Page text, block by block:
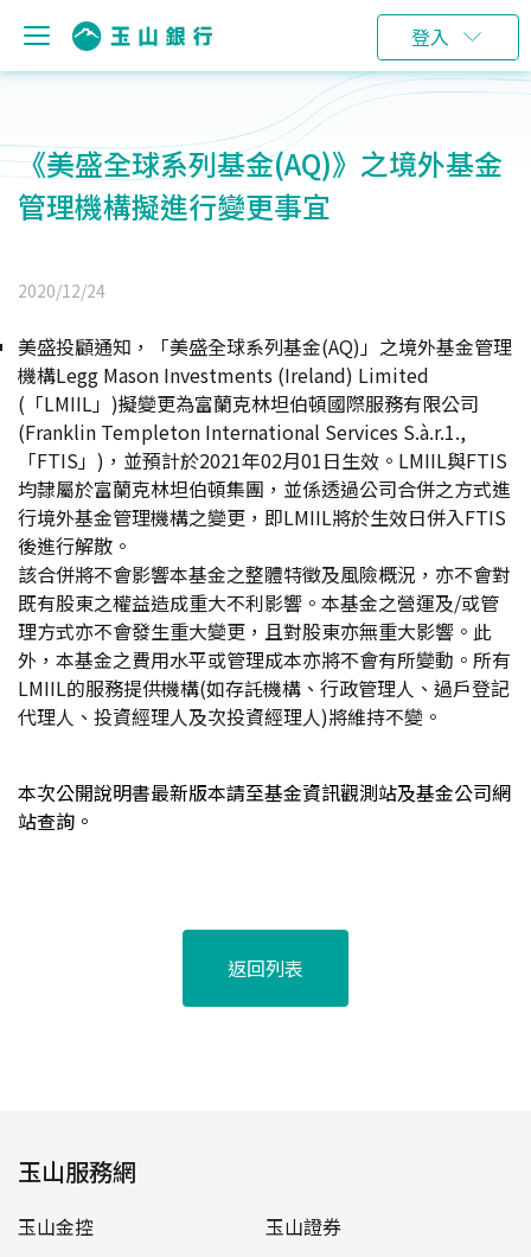
登入
《美盛全球系列基金(AQ)》之境外基金
管理機構擬進行變更事宜
2020/12/24
美盛投顧通知，「美盛全球系列基金(AQ)」之境外基金管理
機構Legg Mason Investments (Ireland) Limited
(「LMIIL」)擬變更為富蘭克林坦伯頓國際服務有限公司
(Franklin Templeton International Services S.à.r.1.,
「FTIS」)，並預計於2021年02月01日生效。LMIIL與FTIS
均隸屬於富蘭克林坦伯頓集團，並係透過公司合併之方式進
行境外基金管理機構之變更，即LMIIL將於生效日併入FTIS
後進行解散。
該合併將不會影響本基金之整體特徵及風險概況，亦不會對
既有股東之權益造成重大不利影響。本基金之營運及/或管
理方式亦不會發生重大變更，且對股東亦無重大影響。此
外，本基金之費用水平或管理成本亦將不會有所變動。所有
LMIIL的服務提供機構(如存託機構、行政管理人、過戶登記
代理人、投資經理人及次投資經理人)將維持不變。
本次公開說明書最新版本請至基金資訊觀測站及基金公司網
站查詢。
返回列表
玉山服務網
玉山金控
玉山證券